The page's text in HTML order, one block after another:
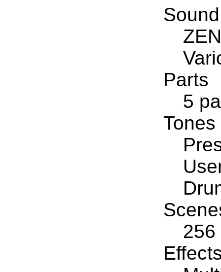
Parts
5
Tones
256